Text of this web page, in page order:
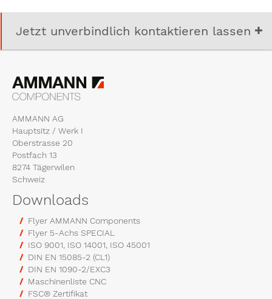
Jetzt unverbindlich kontaktieren lassen
AMMANN AG
Hauptsitz / Werk I
Oberstrasse 20
Postfach 13
8274 Tägerwilen
Schweiz
Downloads
Flyer AMMANN Components
Flyer 5-Achs SPECIAL
ISO 9001, ISO 14001, ISO 45001
DIN EN 15085-2 (CL1)
DIN EN 1090-2/EXC3
Maschinenliste CNC
FSC® Zertifikat